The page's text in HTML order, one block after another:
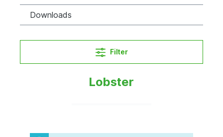
Downloads
Filter
Lobster